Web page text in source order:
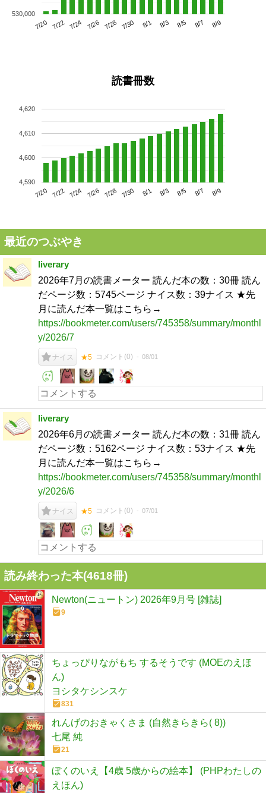
7/20 7/22 7/24 7/26 7/28 7/30 8/1 8/3 8/5 8/7 8/9
530,000
読書冊数
7/20 7/22 7/24 7/26 7/28 7/30 8/1 8/3 8/5 8/7 8/9
4,590
4,600
4,610
4,620
最近のつぶやき
liverary
2026年7月の読書メーター 読んだ本の数：30冊 読ん
だページ数：5745ページ ナイス数：39ナイス ★先
月に読んだ本一覧はこちら→
https://bookmeter.com/users/745358/summary/monthl
y/2026/7
ナイス ★5 コメント(0) 08/01
liverary
2026年6月の読書メーター 読んだ本の数：31冊 読ん
だページ数：5162ページ ナイス数：53ナイス ★先
月に読んだ本一覧はこちら→
https://bookmeter.com/users/745358/summary/monthl
y/2026/6
ナイス ★5 コメント(0) 07/01
読み終わった本(4618冊)
Newton(ニュートン) 2026年9月号 [雑誌]
9
ちょっぴりながもち するそうです (MOEのえほ
ん)
ヨシタケシンスケ
831
れんげのおきゃくさま (自然きらきら( 8))
七尾 純
21
ぼくのいえ【4歳 5歳からの絵本】 (PHPわたしの
えほん)